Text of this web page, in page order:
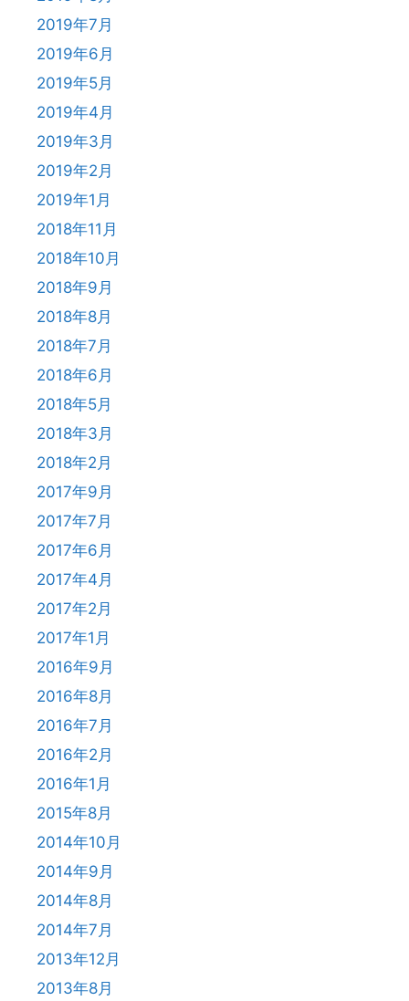
2019年7月
2019年6月
2019年5月
2019年4月
2019年3月
2019年2月
2019年1月
2018年11月
2018年10月
2018年9月
2018年8月
2018年7月
2018年6月
2018年5月
2018年3月
2018年2月
2017年9月
2017年7月
2017年6月
2017年4月
2017年2月
2017年1月
2016年9月
2016年8月
2016年7月
2016年2月
2016年1月
2015年8月
2014年10月
2014年9月
2014年8月
2014年7月
2013年12月
2013年8月